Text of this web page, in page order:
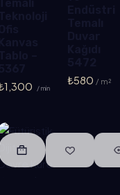
1,300 / min
₺580